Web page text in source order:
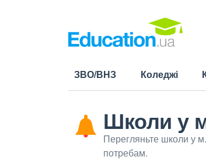
ЗВО/ВНЗ Коледжі
Школи у
Перегляньте школи у
потребам.